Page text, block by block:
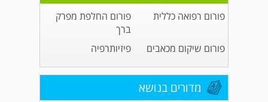
פורום רפואה כללית
פורום החלפת מפרק
ברך
פורום שיקום מכאבים
פיזיותרפיה
מדורים בנושא